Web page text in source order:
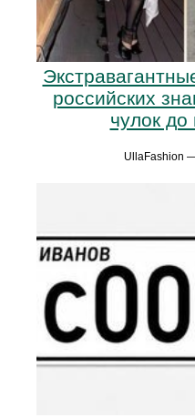
российских
чулок
UllaFashion